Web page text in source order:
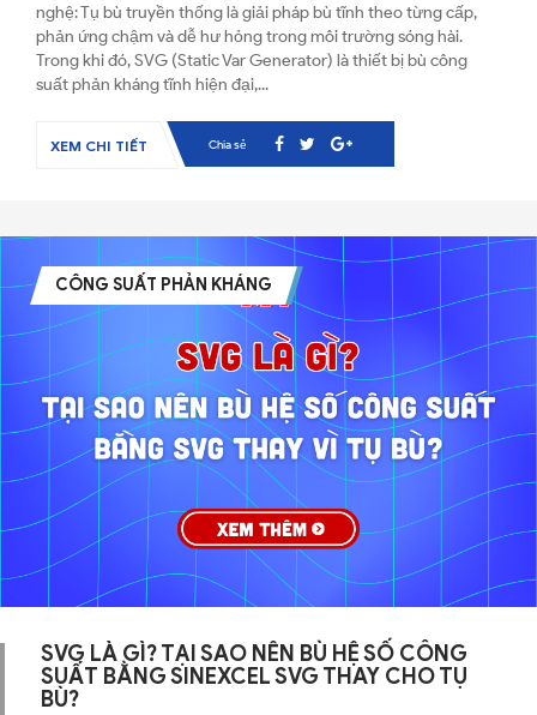
nghệ: Tụ bù truyền thống là giải pháp bù tĩnh theo từng cấp,
phản ứng chậm và dễ hư hỏng trong môi trường sóng hài.
Trong khi đó, SVG (Static Var Generator) là thiết bị bù công
suất phản kháng tĩnh hiện đại,...
XEM CHI TIẾT Chia sẻ
CÔNG SUẤT PHẢN KHÁNG
SVG LÀ GÌ? TẠI SAO NÊN BÙ HỆ SỐ CÔNG
SUẤT BẰNG SINEXCEL SVG THAY CHO TỤ
BÙ?